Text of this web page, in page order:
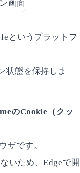
というプラットフ
状態を保持しま
のCookie（クッ
ザです。
いため、Edgeで開